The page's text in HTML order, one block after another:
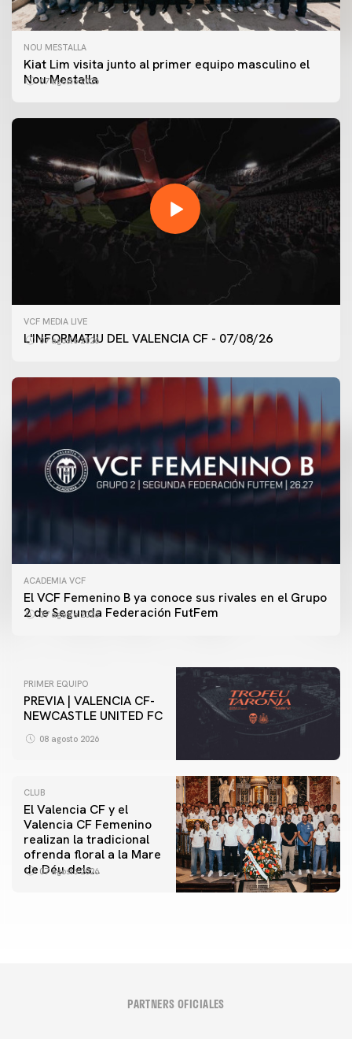
NOU MESTALLA
Kiat Lim visita junto al primer equipo masculino el
Nou Mestalla
07 agosto 2026
VCF MEDIA LIVE
L'INFORMATIU DEL VALENCIA CF - 07/08/26
07 agosto 2026
ACADEMIA VCF
El VCF Femenino B ya conoce sus rivales en el Grupo
2 de Segunda Federación FutFem
07 agosto 2026
PRIMER EQUIPO
ENTRENAMIENTO DEL VALENCIA CF 7/8/2026
PRIMER EQUIPO
PREVIA | VALENCIA CF-
NEWCASTLE UNITED FC
08 agosto 2026
CLUB
El Valencia CF y el
Valencia CF Femenino
realizan la tradicional
ofrenda floral a la Mare
de Déu dels
07 agosto 2026
PARTNERS OFICIALES